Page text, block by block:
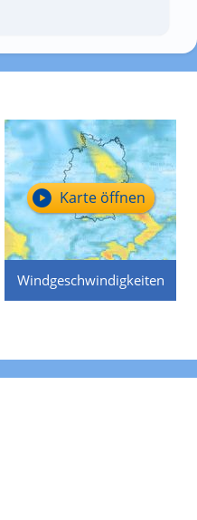
Windgeschwindigkeiten
Karte öffnen